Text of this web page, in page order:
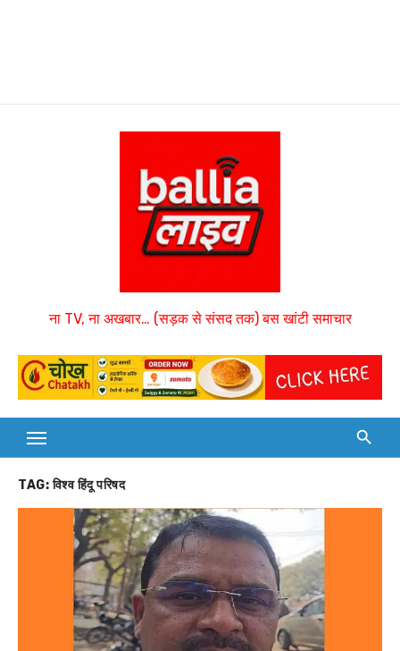
ना TV, ना अखबार… (सड़क से संसद तक) बस खांटी समाचार
TAG:विश्व हिंदू परिषद